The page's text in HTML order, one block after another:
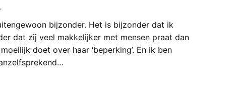
bijzonder. Het is bijzonder dat ik
dat zij veel makkelijker met mensen praat dan
doet over haar ‘beperking’. En ik ben